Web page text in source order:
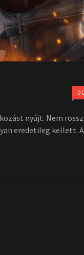
0
nyújt. Nem
eredetileg kellett.